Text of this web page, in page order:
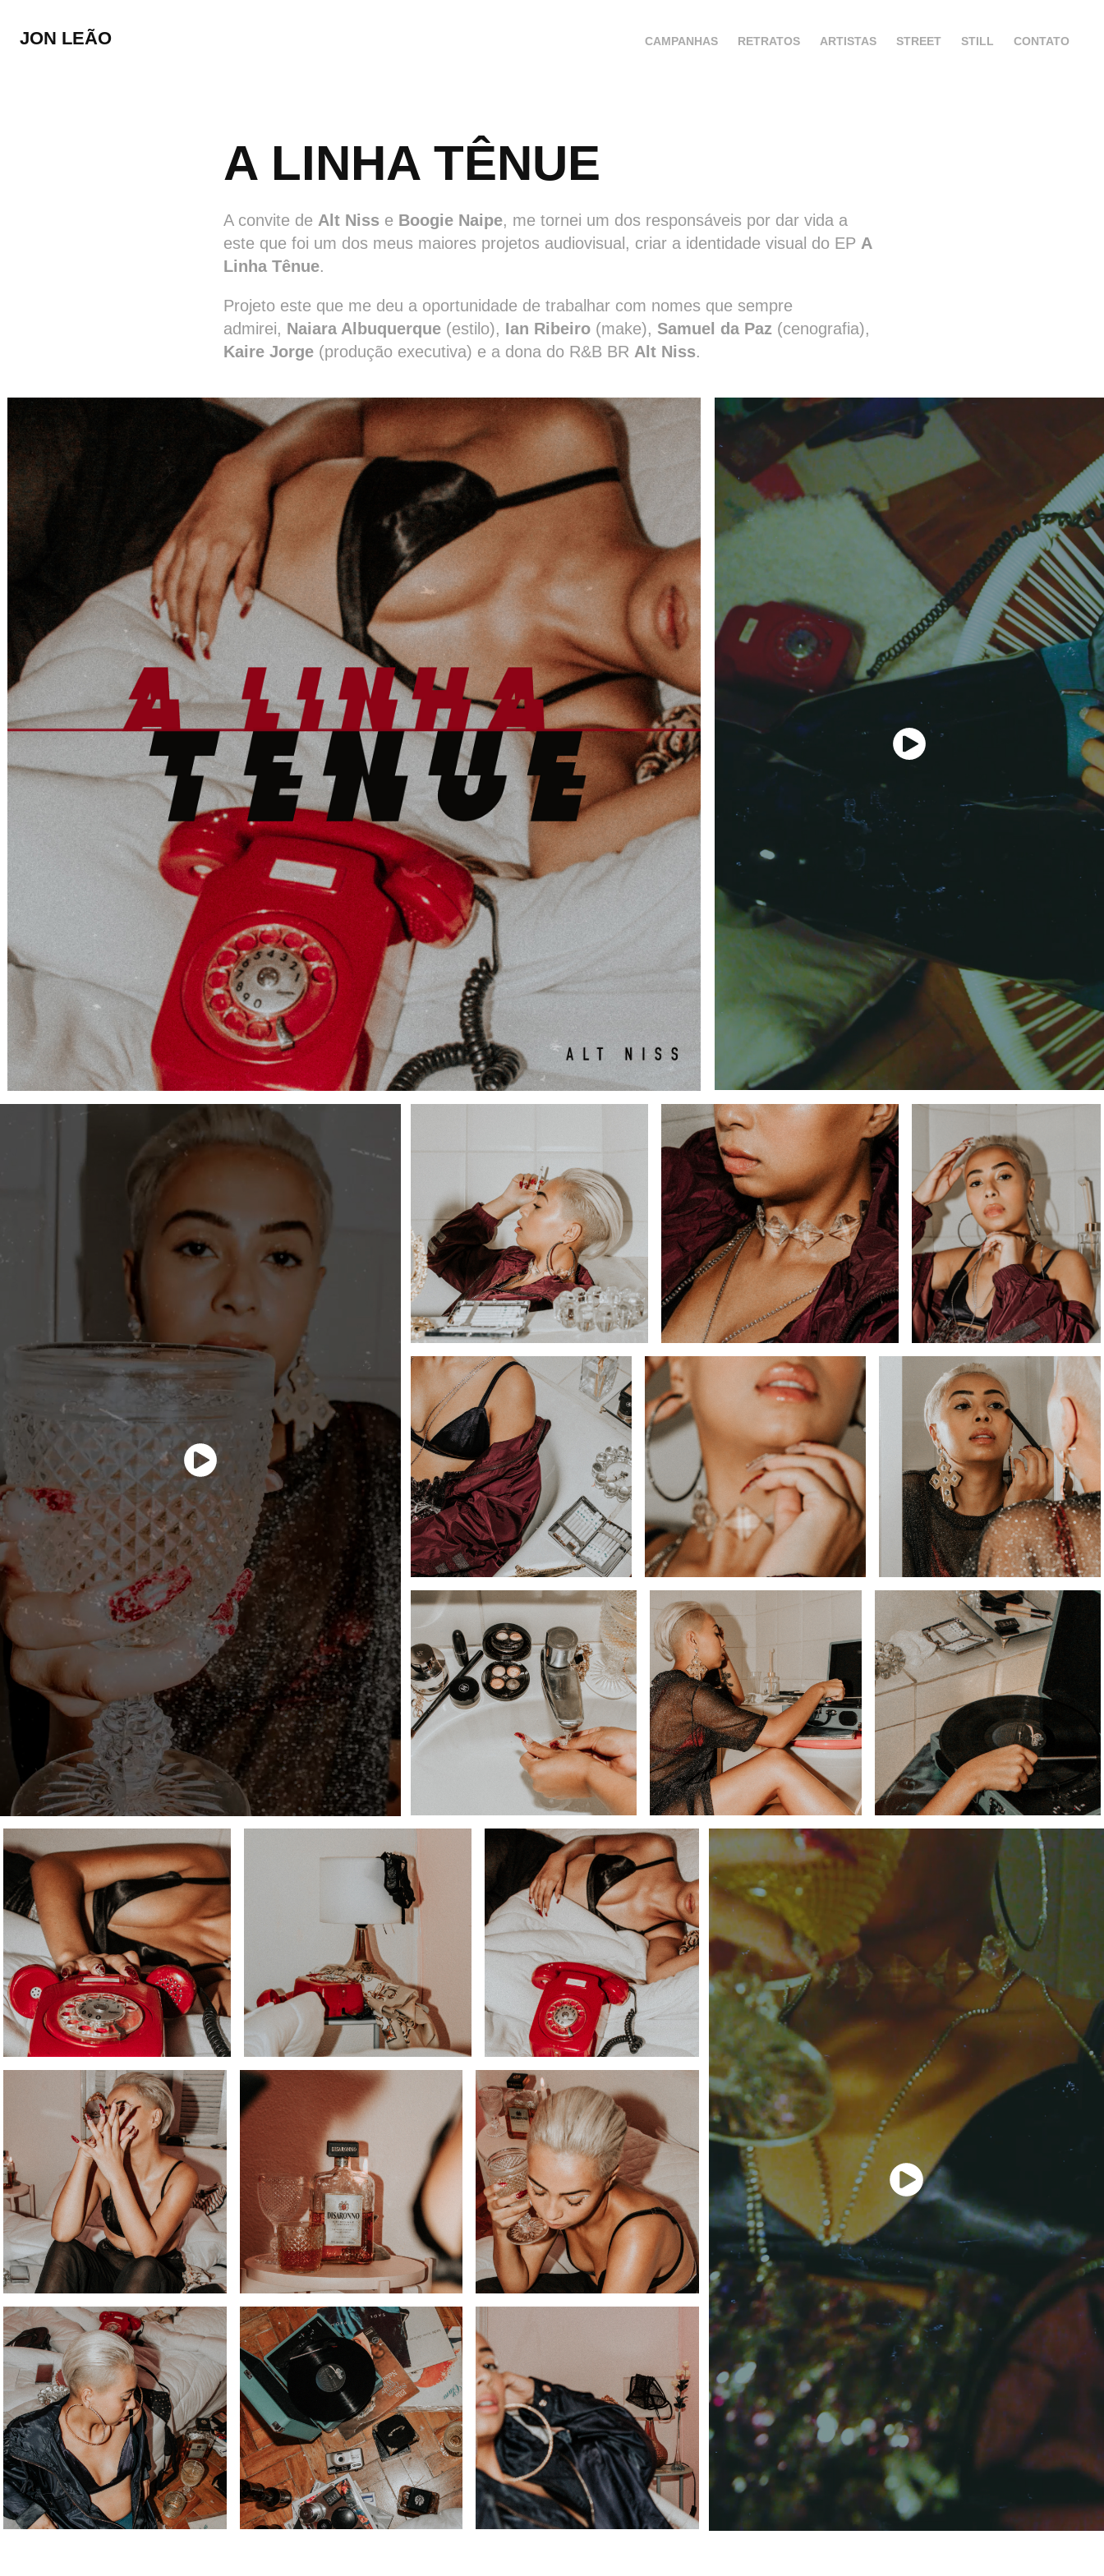
JON LEÃO CAMPANHAS RETRATOS ARTISTAS STREET STILL CONTATO
A LINHA TÊNUE
A convite de Alt Niss e Boogie Naipe, me tornei um dos responsáveis por dar vida a
este que foi um dos meus maiores projetos audiovisual, criar a identidade visual do EP A
Linha Tênue.
Projeto este que me deu a oportunidade de trabalhar com nomes que sempre
admirei, Naiara Albuquerque (estilo), Ian Ribeiro (make), Samuel da Paz (cenografia),
Kaire Jorge (produção executiva) e a dona do R&B BR Alt Niss.